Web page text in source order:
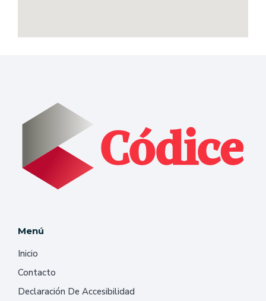
Menú
Inicio
Contacto
Declaración De Accesibilidad